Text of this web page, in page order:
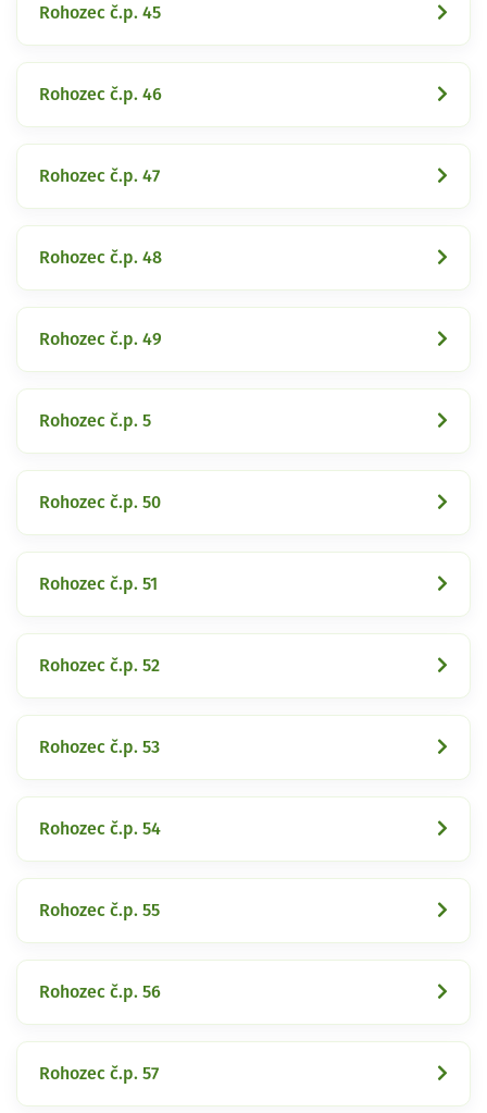
Rohozec č.p. 45
Rohozec č.p. 46
Rohozec č.p. 47
Rohozec č.p. 48
Rohozec č.p. 49
Rohozec č.p. 5
Rohozec č.p. 50
Rohozec č.p. 51
Rohozec č.p. 52
Rohozec č.p. 53
Rohozec č.p. 54
Rohozec č.p. 55
Rohozec č.p. 56
Rohozec č.p. 57